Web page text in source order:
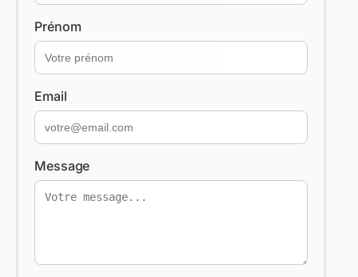
Prénom
Email
Message